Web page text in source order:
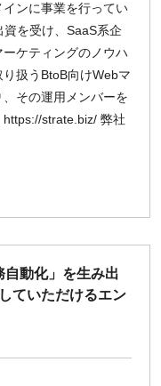
ンに事業を行ってい
資を受け、SaaS系企
ケティングのノウハ
扱うBtoB向けWebマ
その運用メンバーを
strate.biz/ 弊社
自動化」を生み出
ていただけるエン